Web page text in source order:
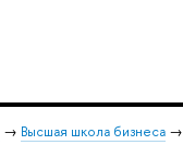
→ Высшая школа бизнеса →